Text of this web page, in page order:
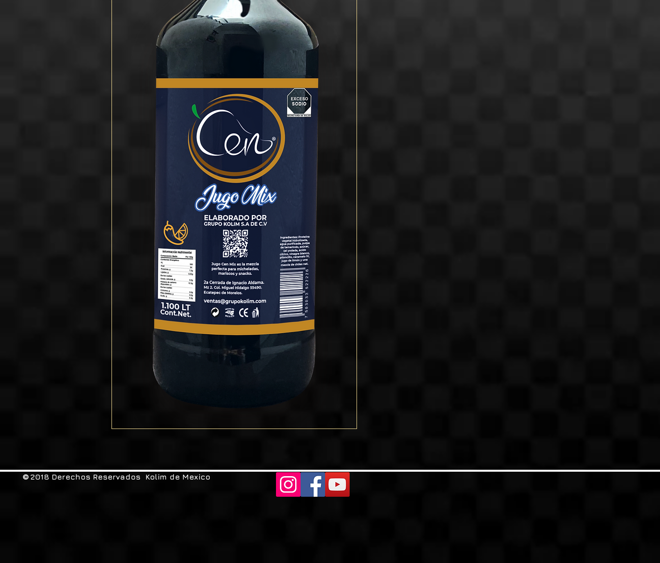
©2018 Derechos Reservados Kolim de Mexico